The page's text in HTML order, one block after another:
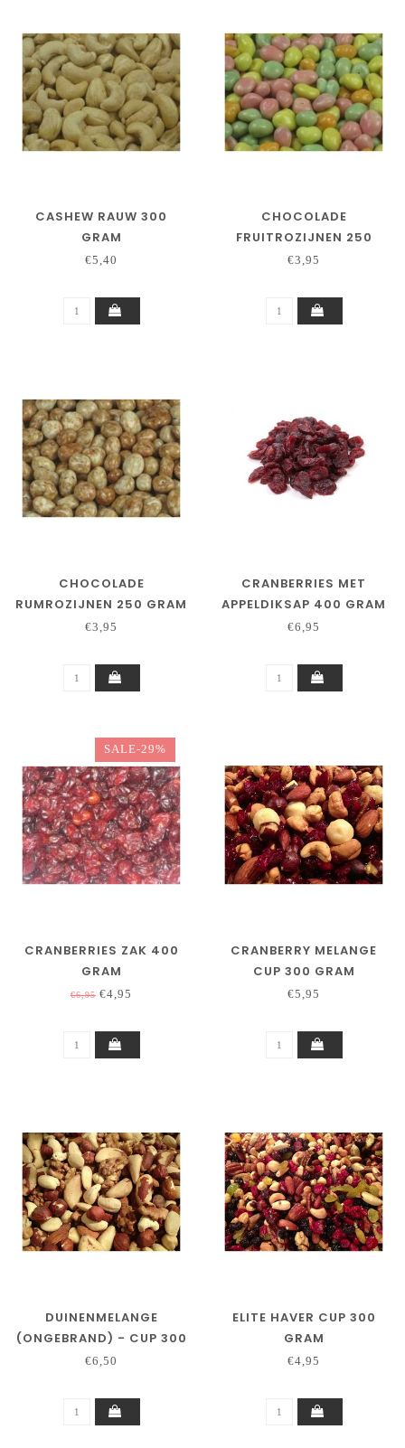
CASHEW RAUW 300
GRAM
€5,40
CHOCOLADE
FRUITROZIJNEN 250
GRAM
€3,95
CHOCOLADE
RUMROZIJNEN 250 GRAM
€3,95
CRANBERRIES MET
APPELDIKSAP 400 GRAM
€6,95
SALE-29%
CRANBERRIES ZAK 400
GRAM
€6,95 €4,95
CRANBERRY MELANGE
CUP 300 GRAM
€5,95
DUINENMELANGE
(ONGEBRAND) - CUP 300
GRAM
€6,50
ELITE HAVER CUP 300
GRAM
€4,95